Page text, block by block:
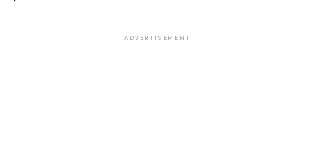
ADVERTISEMENT